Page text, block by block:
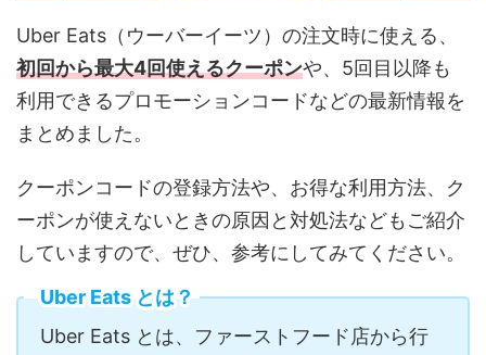
Uber Eats（ウーバーイーツ）の注文時に使える、
初回から最大4回使えるクーポンや、5回目以降も
利用できるプロモーションコードなどの最新情報を
まとめました。
クーポンコードの登録方法や、お得な利用方法、ク
ーポンが使えないときの原因と対処法などもご紹介
していますので、ぜひ、参考にしてみてください。
Uber Eats とは？
Uber Eats とは、ファーストフード店から行